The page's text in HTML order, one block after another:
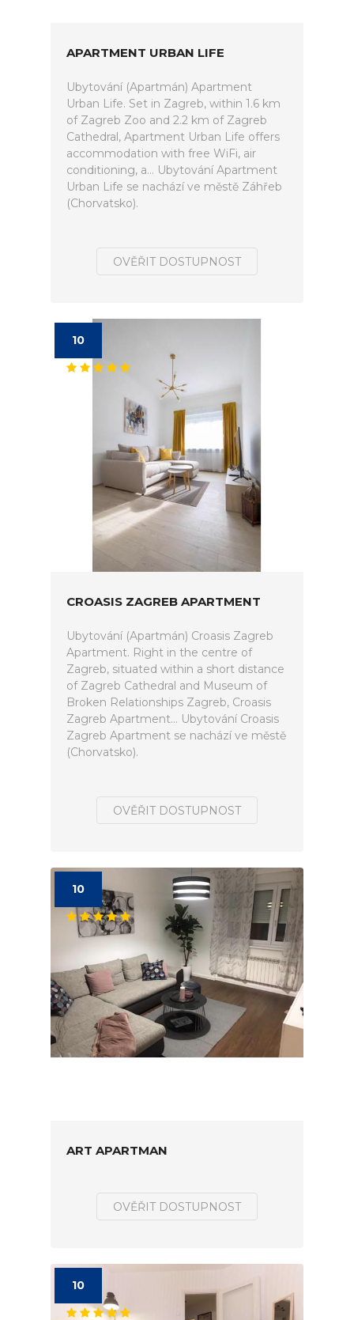
APARTMENT URBAN LIFE
Ubytování (Apartmán) Apartment
Urban Life. Set in Zagreb, within 1.6 km
of Zagreb Zoo and 2.2 km of Zagreb
Cathedral, Apartment Urban Life offers
accommodation with free WiFi, air
conditioning, a... Ubytování Apartment
Urban Life se nachází ve městě Záhřeb
(Chorvatsko).
OVĚŘIT DOSTUPNOST
10
CROASIS ZAGREB APARTMENT
Ubytování (Apartmán) Croasis Zagreb
Apartment. Right in the centre of
Zagreb, situated within a short distance
of Zagreb Cathedral and Museum of
Broken Relationships Zagreb, Croasis
Zagreb Apartment... Ubytování Croasis
Zagreb Apartment se nachází ve městě
(Chorvatsko).
OVĚŘIT DOSTUPNOST
10
ART APARTMAN
OVĚŘIT DOSTUPNOST
10